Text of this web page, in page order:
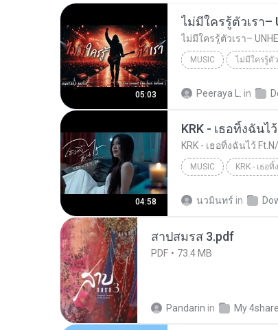
05:03
MUSIC
Peeraya L. in
04:58
KRK - เธอทิ้งฉันไ
KRK - เธอทิ้งฉันไว้
MUSIC
นวมินทร์ in
สาปสมรส 3.pdf
PDF 73.4 MB
Pandarin in My